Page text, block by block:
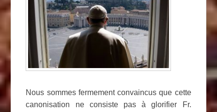
Nous sommes fermement convaincus que cette
canonisation ne consiste pas à glorifier Fr.